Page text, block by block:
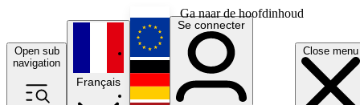
Ga naar de hoofdinhoud
Open sub
navigation
Close menu
Français
English
Deutsch
Se connecter